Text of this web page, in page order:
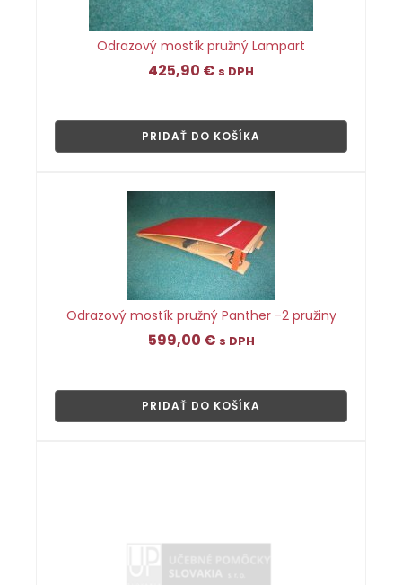
Odrazový mostík pružný Lampart
425,90 € s DPH
PRIDAŤ DO KOŠÍKA
Odrazový mostík pružný Panther -2 pružiny
599,00 € s DPH
PRIDAŤ DO KOŠÍKA